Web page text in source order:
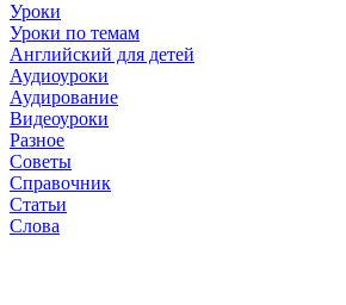
Уроки
Уроки по темам
Английский для детей
Аудиоуроки
Аудирование
Видеоуроки
Разное
Советы
Справочник
Статьи
Слова